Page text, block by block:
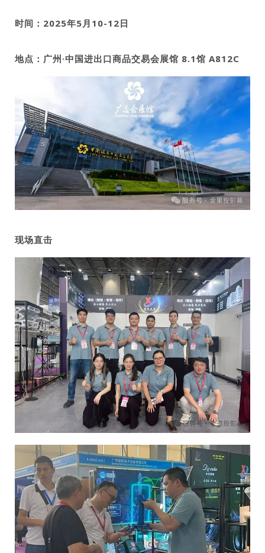
时间：2025年5月10-12日
地点：广州·中国进出口商品交易会展馆 8.1馆 A812C
现场直击